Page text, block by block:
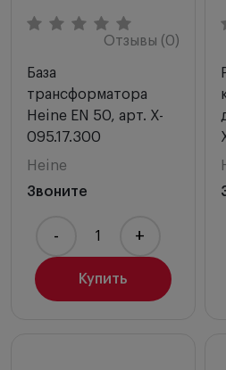
Отзывы (0)
База
трансформатора
Heine EN 50, арт. X-
095.17.300
Heine
Звоните
Купить
- +